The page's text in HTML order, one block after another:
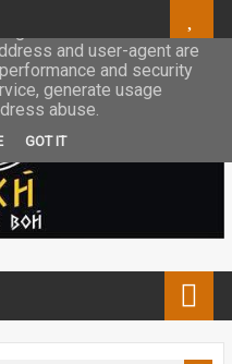
to deliver its services
and user-agent are
and security
generate usage
abuse.
GOT IT